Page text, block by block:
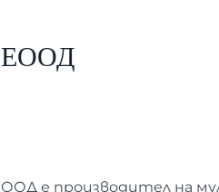
е производител на